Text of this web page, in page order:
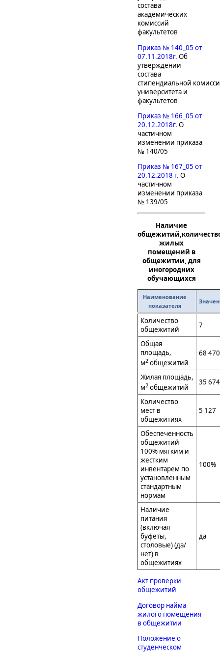
состава
академических
комиссий
факультетов
Приказ № 140_05 от
07.11.2018г. Об
утверждении
состава
стипендиальной
университета и
факультетов
Приказ № 166_05 от
20.12.2018г. О
частичном
изменении приказа
№ 140/05
Приказ № 167_05 от
20.12.2018 г. О
частичном
изменении приказа
№ 139/05
Наличие
жилых
помещений в
общежитии, для
иногородних
обучающихся
Наименование
показателя
Количество
общежитий
7
Общая
площадь,
м2 общежитий
68
Жилая площадь,
м2 общежитий
35
Количество
мест в
общежитиях
5 127
Обеспеченность
общежитий
100% мягким и
жестким
инвентарем по
установленным
стандартным
нормам
100%
Наличие
питания
(включая
буфеты,
столовые) (да/
нет) в
общежитиях
да
Акт проверки
общежитий
Договор найма
жилого помещения
в общежитии
Положение о
студенческом